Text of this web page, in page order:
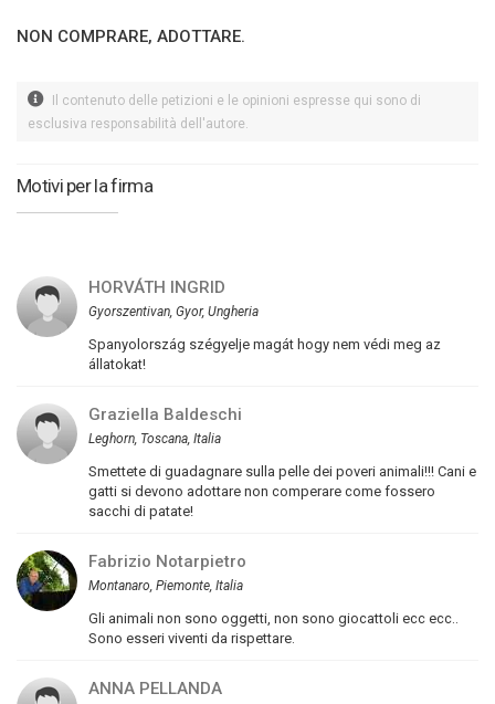
NON COMPRARE, ADOTTARE.
Il contenuto delle petizioni e le opinioni espresse qui sono di
esclusiva responsabilità dell'autore.
Motivi per la firma
HORVÁTH INGRID
Gyorszentivan, Gyor, Ungheria
Spanyolország szégyelje magát hogy nem védi meg az
állatokat!
Graziella Baldeschi
Leghorn, Toscana, Italia
Smettete di guadagnare sulla pelle dei poveri animali!!! Cani e
gatti si devono adottare non comperare come fossero
sacchi di patate!
Fabrizio Notarpietro
Montanaro, Piemonte, Italia
Gli animali non sono oggetti, non sono giocattoli ecc ecc..
Sono esseri viventi da rispettare.
ANNA PELLANDA